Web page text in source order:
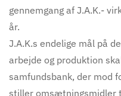
gennemgang af J.A.K.-
år.
J.A.K.s endelige mål på
arbejde og produktion
samfundsbank, der mod
stiller omsætningsmidler